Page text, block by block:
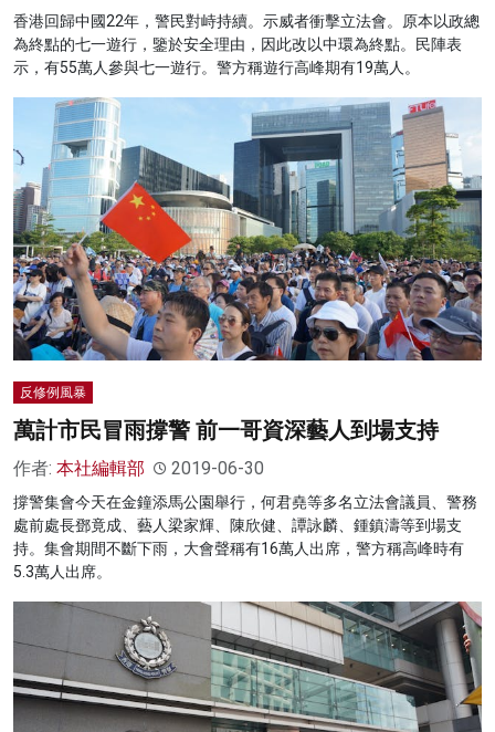
香港回歸中國22年，警民對峙持續。示威者衝擊立法會。原本以政總
為終點的七一遊行，鑒於安全理由，因此改以中環為終點。民陣表
示，有55萬人參與七一遊行。警方稱遊行高峰期有19萬人。
反修例風暴
萬計市民冒雨撐警 前一哥資深藝人到場支持
作者: 本社編輯部 2019-06-30
撐警集會今天在金鐘添馬公園舉行，何君堯等多名立法會議員、警務
處前處長鄧竟成、藝人梁家輝、陳欣健、譚詠麟、鍾鎮濤等到場支
持。集會期間不斷下雨，大會聲稱有16萬人出席，警方稱高峰時有
5.3萬人出席。